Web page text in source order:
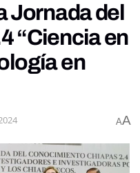
Jornada del
“Ciencia en
en
AA